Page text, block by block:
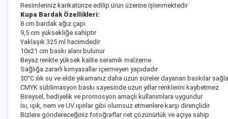
Resimleriniz karikatürize edilip ürün üzerine işlenmektedir
Kupa Bardak Özellikleri:
8 cm bardak ağız çapı
9,5 cm yüksekliğe sahiptir
Yaklaşık 325 ml hacimdedir
10x21 cm baskı alanı bulunur
Beyaz renkte yüksek kalite seramik malzeme
Sağlığa zararlı kimyasallar içermeyen yapıdadır
30°C ılık su ve elde yıkamanız daha uzun süreler dayanan baskılar
CMYK süblimasyon baskı sayesinde uzun yıllar renklerini kaybetmez
Bireysel, hediyelik ve promosyon amaçlı kullanımlara uygundur
Isı, ışık, nem ve UV ışınlar gibi olumsuz etmenlere karşı dirençlidir
Bizlere göndereceğiniz fotoğraflar net çözünürlük ve açıya sahip